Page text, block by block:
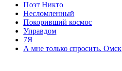
Поэт Никто
Несломленный
Покоривший космос
Управдом
7Я
А мне только спросить. Омск